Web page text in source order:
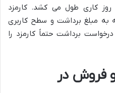
کاری طول می کشد. کارمزد
به مبلغ برداشت و سطح کاربری
برداشت حتماً کارمزد را
فروش در